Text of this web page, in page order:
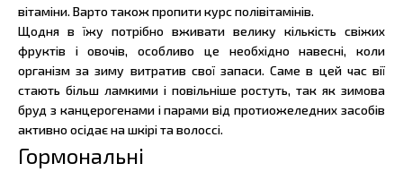
вітаміни. Варто також пропити курс полівітамінів.
Щодня в їжу потрібно вживати велику кількість свіжих
фруктів і овочів, особливо це необхідно навесні, коли
організм за зиму витратив свої запаси. Саме в цей час вії
стають більш ламкими і повільніше ростуть, так як зимова
бруд з канцерогенами і парами від протиожеледних засобів
активно осідає на шкірі та волоссі.
Гормональні